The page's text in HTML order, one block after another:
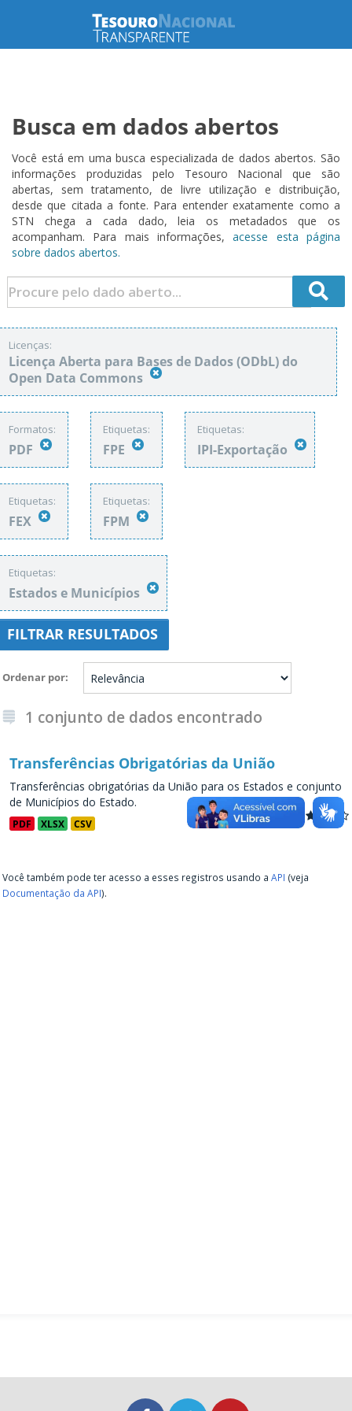
Busca em dados abertos
Você está em uma busca especializada de dados abertos. São
informações produzidas pelo Tesouro Nacional que são
abertas, sem tratamento, de livre utilização e distribuição,
desde que citada a fonte. Para entender exatamente como a
STN chega a cada dado, leia os metadados que os
acompanham. Para mais informações,acesse esta página
sobre dados abertos.
Licenças:
Licença Aberta para Bases de Dados (ODbL) do
Open Data Commons
Formatos:
PDF
Etiquetas:
FPE
Etiquetas:
IPI-Exportação
Etiquetas:
FEX
Etiquetas:
FPM
Etiquetas:
Estados e Municípios
FILTRAR RESULTADOS
Ordenar por
1 conjunto de dados encontrado
Transferências Obrigatórias da União
Transferências obrigatórias da União para os Estados e conjunto
de Municípios do Estado.
PDF XLSX CSV
Você também pode ter acesso a esses registros usando a API (veja
Documentação da API).